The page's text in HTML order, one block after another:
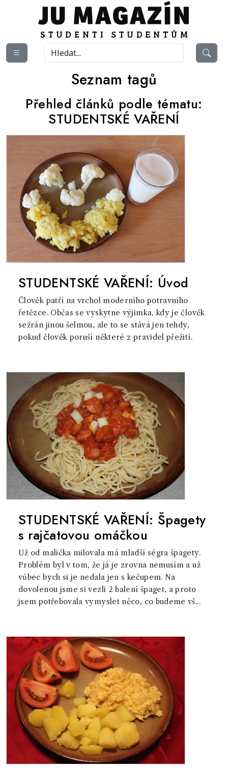
Seznam tagů
Přehled článků podle tématu:
STUDENTSKÉ VAŘENÍ
STUDENTSKÉ VAŘENÍ: Úvod
Člověk patří na vrchol moderního potravního
řetězce. Občas se vyskytne výjimka, kdy je člověk
sežrán jinou šelmou, ale to se stává jen tehdy,
pokud člověk poruší některé z pravidel přežití.
STUDENTSKÉ VAŘENÍ: Špagety
s rajčatovou omáčkou
Už od malička milovala má mladší ségra špagety.
Problém byl v tom, že já je zrovna nemusím a už
vůbec bych si je nedala jen s kečupem. Na
dovolenou jsme si vezli 2 balení špaget, a proto
jsem potřebovala vymyslet něco, co budeme vš...